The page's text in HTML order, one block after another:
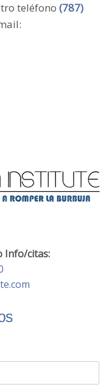
teléfono (787)
Info/citas: